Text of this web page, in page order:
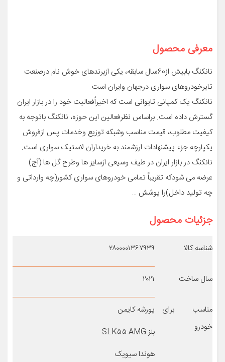
معرفی محصول
نانکنگ بابیش از60سال سابقه، یکی ازبرندهای خوش نام درصنعت
تایرخودروهای سواری درجهان وایران است.
نانکنگ یک کمپانی تایوانی است که اخیراًفعالیت خود را در بازار ایران
گسترش داده است. براساس نظرفعالین این حوزه، نانکنگ باتوجه به
کیفیت مطلوب، قیمت مناسب وشبکه توزیع وخدمات پس ازفروش
یکپارچه جزء پیشنهادات ارزشمند به خریداران لاستیک سواری است.
نانکنگ در بازار ایران در طیف وسیعی ازسایز ها وطرح گل ها (آج)
عرضه می شودکه تقریباً تمامی خودروهای سواری کشور(چه وارداتی و
چه تولید داخل)را پوشش …
جزئیات محصول
شناسه کالا ۲۸۰۰۰۰۱۳۶۷۹۳۹
سال ساخت ۲۰۲۱
مناسب برای
خودرو
پورشه کایمن
بنز SLK۵۵ AMG
هوندا سیویک